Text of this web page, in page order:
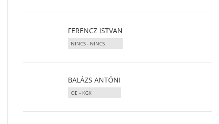
FERENCZ ISTVAN
NINCS - NINCS
BALÁZS ANTÓNI
OE - KGK